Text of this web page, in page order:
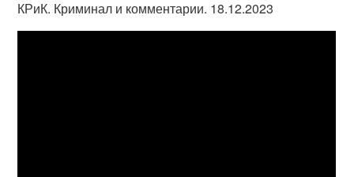
КРиК. Криминал и комментарии. 18.12.2023